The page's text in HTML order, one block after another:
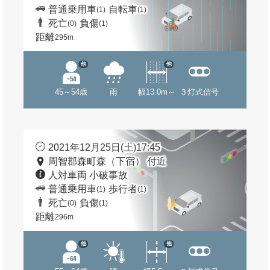
普通乗用車(1) 自転車(1)
死亡(0) 負傷(1)
距離295m
45～54歳
他
雨 幅13.0m～
他
３灯式信号
2021年12月25日(土)17:45
周智郡森町森（下宿） 付近
人対車両 小破事故
普通乗用車(1) 歩行者(1)
死亡(0) 負傷(1)
距離296m
他 他